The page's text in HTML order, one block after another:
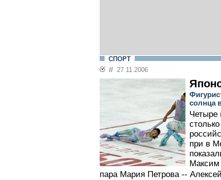
СПОРТ
// 27.11.2006
солнца
Четыре
при в
Максим
пара Мария Петрова --